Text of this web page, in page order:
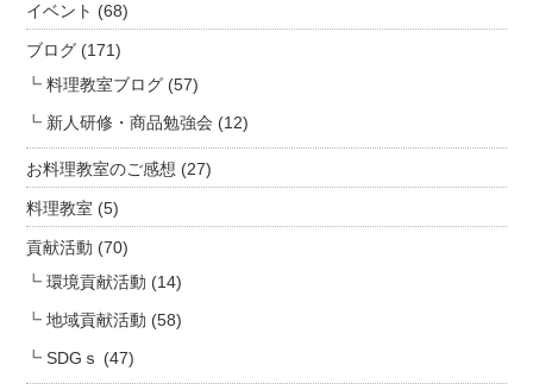
イベント (68)
ブログ (171)
料理教室ブログ (57)
新人研修・商品勉強会 (12)
お料理教室のご感想 (27)
料理教室 (5)
貢献活動 (70)
環境貢献活動 (14)
地域貢献活動 (58)
SDGｓ (47)